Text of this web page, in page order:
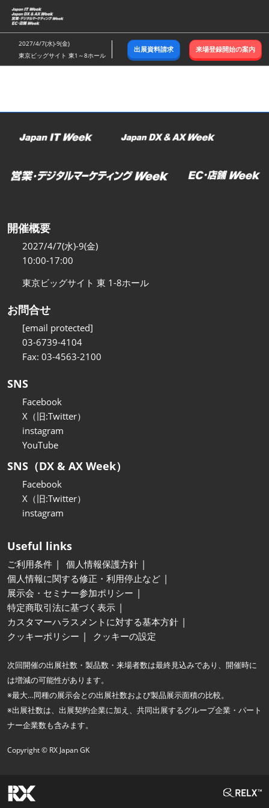
ス
キ
ッ
し
む
2027/4/7(水)-9(金)
東京ビッグサイト 東1～8ホール
出展資料請求 来場登録開始の案内
開催概要
2027/4/7(水)-9(金)
10:00-17:00
東京ビッグサイト 東 1-8ホール
お問合せ
[email protected]
03-6739-4104
Fax: 03-4563-2100
SNS
Facebook
X（旧:Twitter）
instagram
YouTube
SNS（DX & AX Week）
Facebook
X（旧:Twitter）
instagram
Useful links
ご利用条件
個人情報保護方針
個人情報に関する修正・利用停止など
展示会・セミナー参加ポリシー
特定商取引法に基づく表示
カスタマーハラスメントに対する基本方針
クッキーポリシー
クッキーの設定
次回開催の出展社数・製品数・来場者数は最終見込みであり、開催時に
は増減の可能性があります。
※最大…同種の展示会との出展社数および製品展示面積の比較。
※出展社数は、出展契約企業に加え、共同出展するグループ企業・パート
ナー企業数も含みます。
Copyright © RX Japan GK